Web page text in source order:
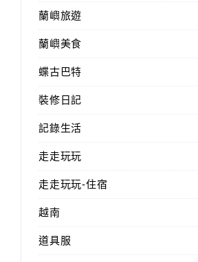
蘭嶼旅遊
蘭嶼美食
蝶古巴特
裝修日記
記錄生活
走走玩玩
走走玩玩-住宿
越南
道具服